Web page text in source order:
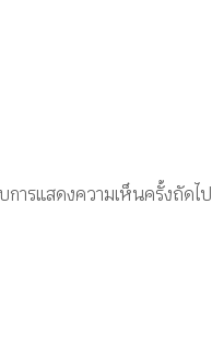
ารแสดงความเห็นครั้งถัดไป